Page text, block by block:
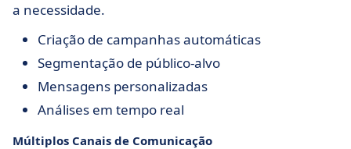
a necessidade.
Criação de campanhas automáticas
Segmentação de público-alvo
Mensagens personalizadas
Análises em tempo real
Múltiplos Canais de Comunicação